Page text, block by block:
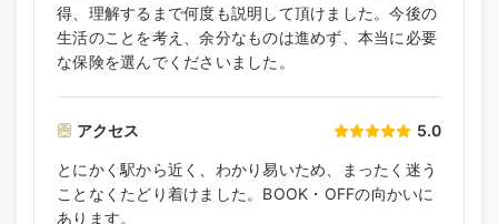
得、理解するまで何度も説明して頂けました。今後の
生活のことを考え、余分なものは進めず、本当に必要
な保険を選んでくださいました。
アクセス 5.0
とにかく駅から近く、わかり易いため、まったく迷う
ことなくたどり着けました。BOOK・OFFの向かいに
あります。